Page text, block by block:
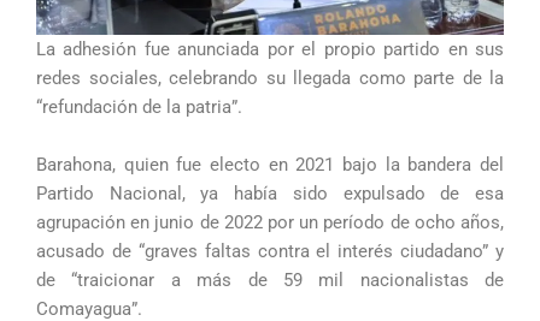
La adhesión fue anunciada por el propio partido en sus
redes sociales, celebrando su llegada como parte de la
“refundación de la patria”.
Barahona, quien fue electo en 2021 bajo la bandera del
Partido Nacional, ya había sido expulsado de esa
agrupación en junio de 2022 por un período de ocho años,
acusado de “graves faltas contra el interés ciudadano” y
de “traicionar a más de 59 mil nacionalistas de
Comayagua”.